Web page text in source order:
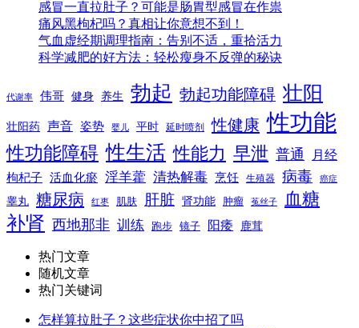
感冒一直拉肚子？可能是肠胃型感冒在作祟
痛风黑枸杞吗？真相让你意想不到！
气血虚经期调理指南：告别不适，重拾活力
科学减肥的好方法：轻松瘦身不反弹的秘诀
代谢率 伟哥 健身 养生 勃起 勃起功能障碍 壮阳
壮阳药 声音 姿势 婴儿 平时 延时喷剂 性健康 性功能
性功能障碍 性生活 性能力 早泄 普通 月经
枸杞子 活血化瘀 淫羊藿 清热解毒 烹饪 生殖器 病毒 癌症
睾丸 糖尿病 红枣 肌肤 肝脏 肾功能 肿瘤 菟丝子 血糖
补肾 西地那非 训练 跑步 镜子 阳痿 鹿茸
热门文章
随机文章
热门关键词
怎样算拉肚子？这些症状你中招了吗